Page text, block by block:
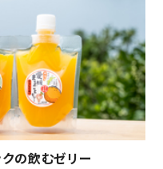
の飲むゼリー